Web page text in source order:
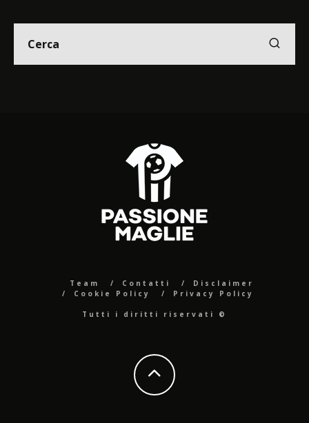
Team Contatti
Disclaimer
Cookie Policy
Privacy Policy
Tutti i diritti riservati ©